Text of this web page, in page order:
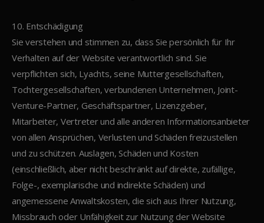
10. Entschädigung
Sie verstehen und stimmen zu, dass Sie persönlich für Ihr
Verhalten auf der Website verantwortlich sind. Sie
verpflichten sich, Lyachts, seine Muttergesellschaften,
Tochtergesellschaften, verbundenen Unternehmen, Joint-
Venture-Partner, Geschäftspartner, Lizenzgeber,
Mitarbeiter, Vertreter und alle anderen Informationsanbieter
von allen Ansprüchen, Verlusten und Schäden freizustellen
und zu schützen. Auslagen, Schäden und Kosten
(einschließlich, aber nicht beschränkt auf direkte, zufällige,
Folge-, exemplarische und indirekte Schäden) und
angemessene Anwaltskosten, die sich aus Ihrer Nutzung,
Missbrauch oder Unfähigkeit zur Nutzung der Website